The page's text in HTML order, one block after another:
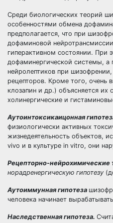
Среди биологических теорий
особенностями обмена
предполагается, что при
дофаминовой
гиперактивном состоянии. При
дофаминергической системы, а
нейролептиков при
рецепторов. Кроме того, очень
клозапин и др.) объясняется
холинергические и
Аутоинтоксикаицонная
физиологически активных
жизнедеятельность объектов,
vivo и в культуре in vitro, они
Рецепторно-нейрохимические
норадренергическую гипотезу
Аутоиммунная гипотеза
человека начинает
Наследственная гипотеза.